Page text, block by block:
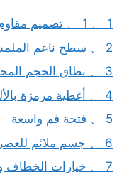
1 、 1 、 تصميم مقاوم للتسرب
2 、 سطح ناعم الملمس
3 、 نطاق الحجم المحمول
4 、 أغطية مرمزة بالألوان
5 、 فتحة فم واسعة
6 、 جسم ملائم للعصر
7 、 خيارات الخطاف والشفط